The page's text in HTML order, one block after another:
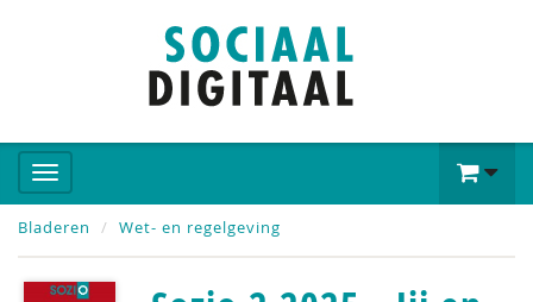
Bladeren Wet- en regelgeving